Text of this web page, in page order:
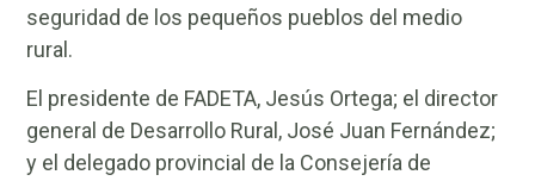
seguridad de los pequeños pueblos del medio
rural.
El presidente de FADETA, Jesús Ortega; el director
general de Desarrollo Rural, José Juan Fernández;
y el delegado provincial de la Consejería de